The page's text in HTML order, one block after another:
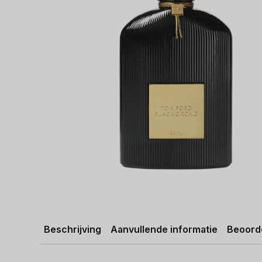
Beschrijving Aanvullende informatie